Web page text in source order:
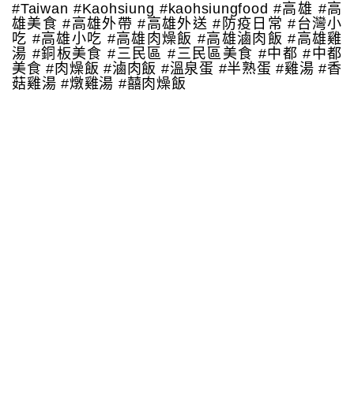
#Taiwan #Kaohsiung #kaohsiungfood #高雄 #高
雄美食 #高雄外帶 #高雄外送 #防疫日常 #台灣小
吃 #高雄小吃 #高雄肉燥飯 #高雄滷肉飯 #高雄雞
湯 #銅板美食 #三民區 #三民區美食 #中都 #中都
美食 #肉燥飯 #滷肉飯 #溫泉蛋 #半熟蛋 #雞湯 #香
菇雞湯 #燉雞湯 #囍肉燥飯